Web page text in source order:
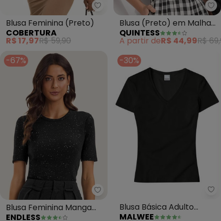
Cobertura - Blusa Feminina
Blusa Feminina (Preto)
COBERTURA
R$ 17,97R$ 59,90
Blusa (Preto) em Malha
de Viscose
QUINTESS
A partir deR$ 44,99R$
-67%
Endless - Blusa Feminina
Blusa Feminina Manga
ENDLESS
-30%
Blusa Básica Adulto
MALWEE